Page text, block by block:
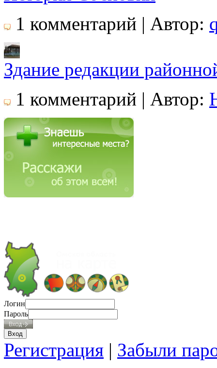
1 комментарий | Автор:
Здание редакции
1 комментарий | Автор:
Логин
Пароль
Регистрация | Забыли